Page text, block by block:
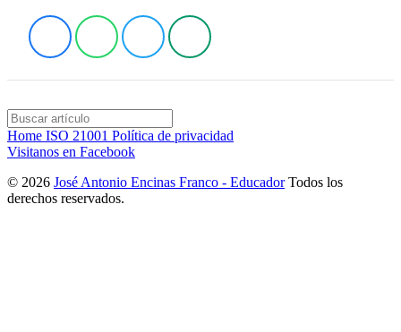
Home ISO 21001 Política de privacidad
Visitanos en Facebook
© 2026 José Antonio Encinas Franco - EducadorTodos los
derechos reservados.